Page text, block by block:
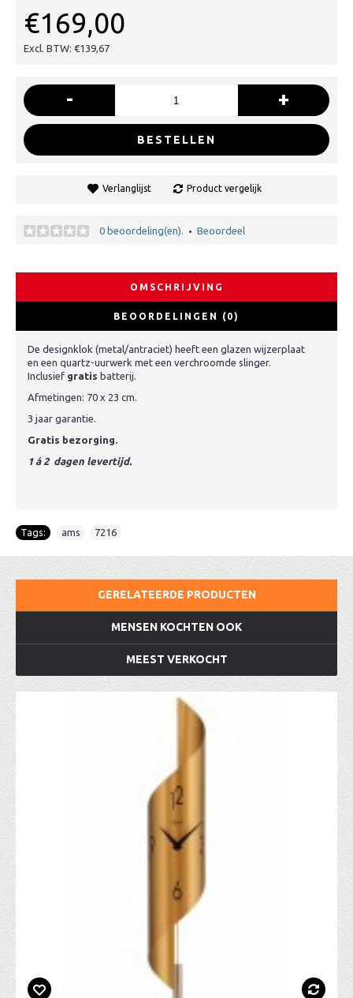
€169,00
Excl. BTW: €139,67
- +
BESTELLEN
Verlanglijst Product vergelijk
0 beoordeling(en). • Beoordeel
OMSCHRIJVING
BEOORDELINGEN (0)
De designklok (metal/antraciet) heeft een glazen wijzerplaat
en een quartz-uurwerk met een verchroomde slinger.
Inclusief gratis batterij.
Afmetingen: 70 x 23 cm.
3 jaar garantie.
Gratis bezorging.
1 á 2 dagen levertijd.
Tags: ams 7216
GERELATEERDE PRODUCTEN
MENSEN KOCHTEN OOK
MEEST VERKOCHT